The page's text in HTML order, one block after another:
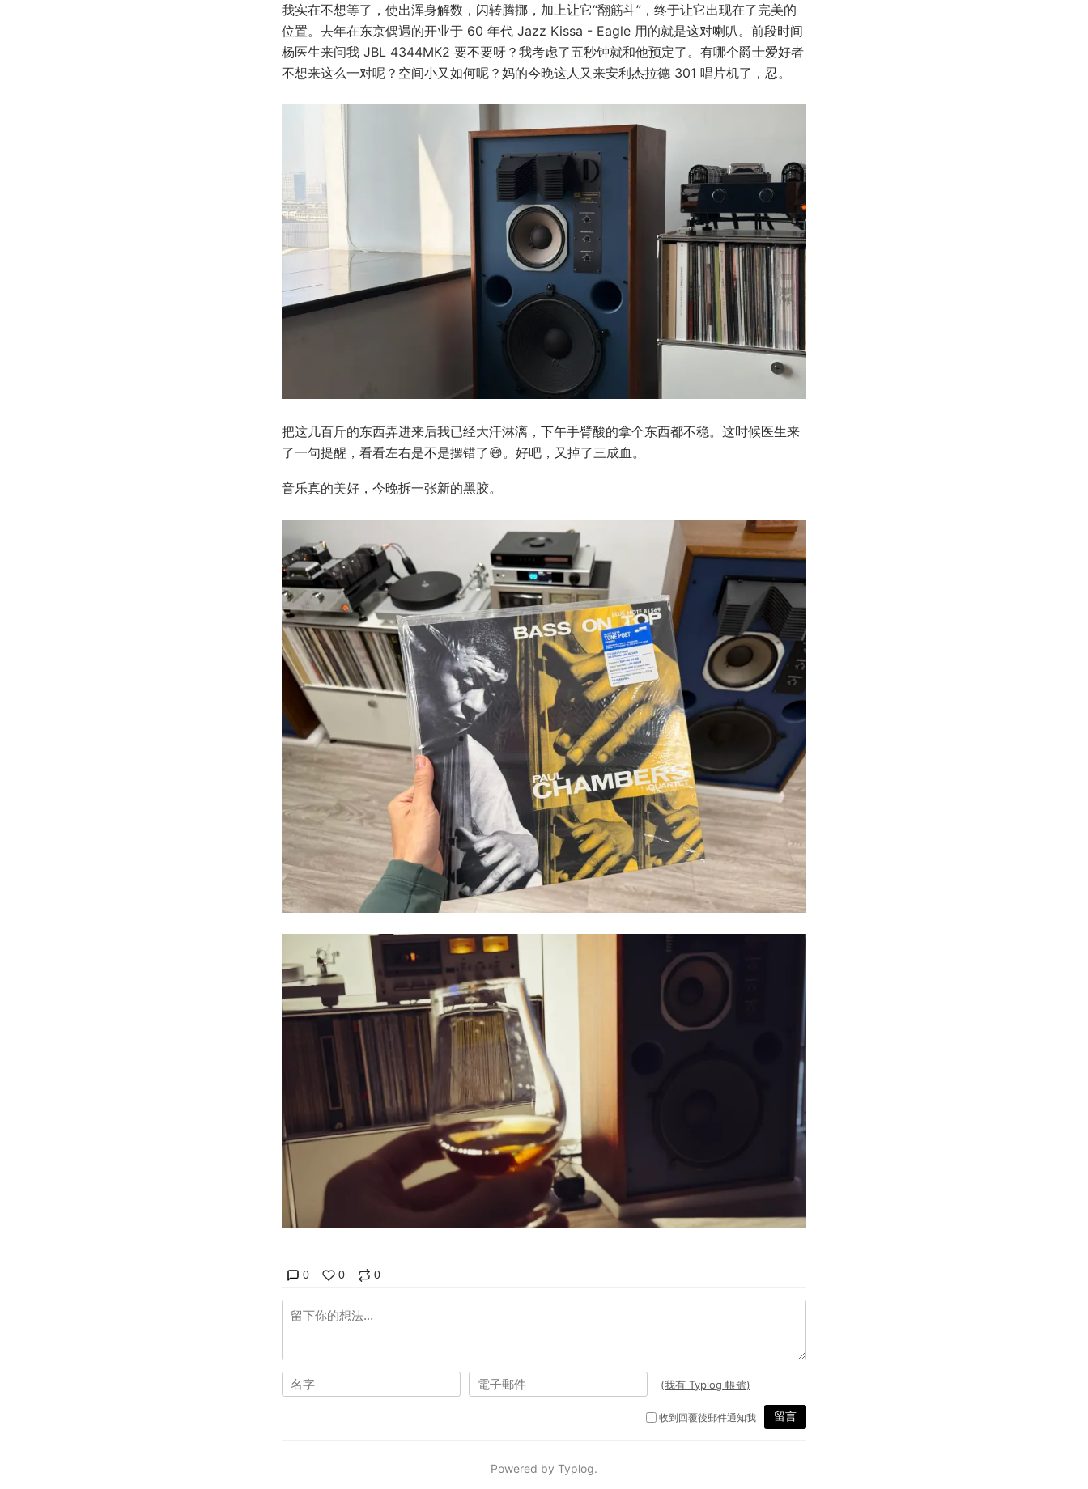
我实在不想等了，使出浑身解数，闪转腾挪，加上让它“翻筋斗”，终于让它出现在了完美的
位置。去年在东京偶遇的开业于 60 年代 Jazz Kissa - Eagle 用的就是这对喇叭。前段时间
杨医生来问我 JBL 4344MK2 要不要呀？我考虑了五秒钟就和他预定了。有哪个爵士爱好者
不想来这么一对呢？空间小又如何呢？妈的今晚这人又来安利杰拉德 301 唱片机了，忍。
把这几百斤的东西弄进来后我已经大汗淋漓，下午手臂酸的拿个东西都不稳。这时候医生来
了一句提醒，看看左右是不是摆错了😅。好吧，又掉了三成血。
音乐真的美好，今晚拆一张新的黑胶。